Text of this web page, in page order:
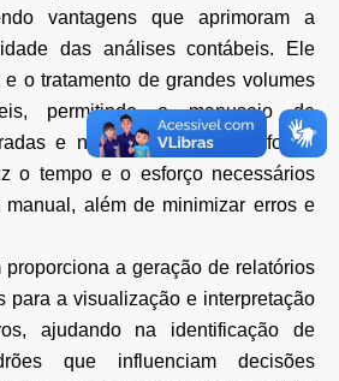
vantagens que aprimoram a
das análises contábeis. Ele
o tratamento de grandes volumes
permitindo o manuseio de
e não estruturadas de forma
o tempo e o esforço necessários
além de minimizar erros e
proporciona a geração de relatórios
para a visualização e interpretação
ajudando na identificação de
que influenciam decisões